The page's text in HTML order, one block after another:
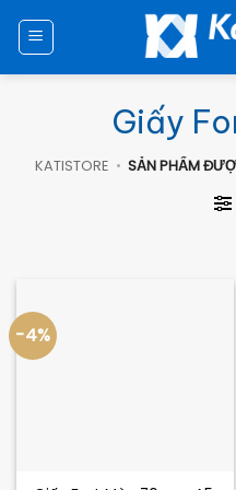
đến
Giấy
KATISTORE • SẢN PHẨM
-4%